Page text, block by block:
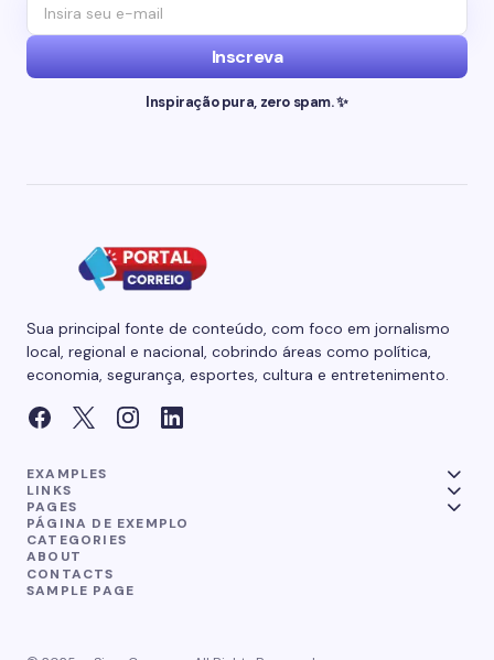
Inscreva
Inspiração pura, zero spam. ✨
Sua principal fonte de conteúdo, com foco em jornalismo
local, regional e nacional, cobrindo áreas como política,
economia, segurança, esportes, cultura e entretenimento.
EXAMPLES
LINKS
PAGES
PÁGINA DE EXEMPLO
CATEGORIES
ABOUT
CONTACTS
SAMPLE PAGE